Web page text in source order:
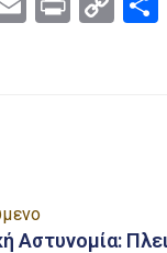
Αστυνομία: